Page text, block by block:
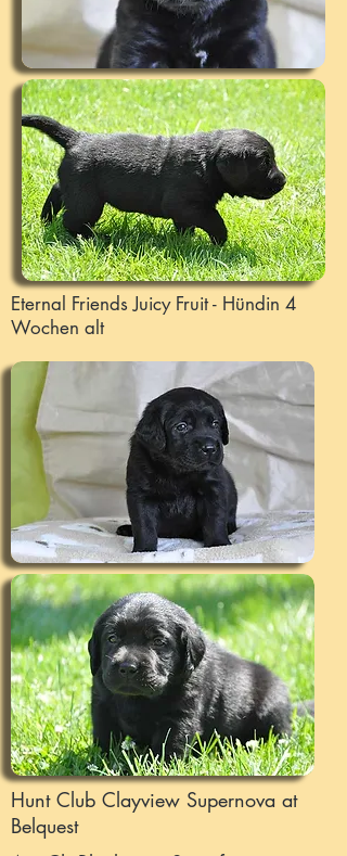
Eternal Friends Juicy Fruit - Hündin 4
Wochen alt
Hunt Club Clayview Supernova at
Belquest